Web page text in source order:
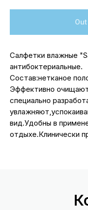
Салфетки влажные
антибоктериальные.
Состав:нетканое
Эффективно
специально
вид.Удобны в
отдыхе.Клинически